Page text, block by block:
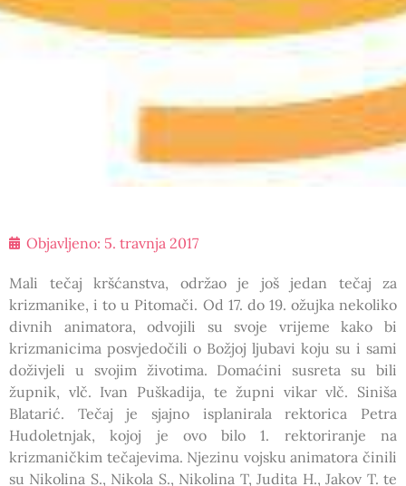
Objavljeno: 5. travnja 2017
Mali tečaj kršćanstva, održao je još jedan tečaj za
krizmanike, i to u Pitomači. Od 17. do 19. ožujka nekoliko
divnih animatora, odvojili su svoje vrijeme kako bi
krizmanicima posvjedočili o Božjoj ljubavi koju su i sami
doživjeli u svojim životima. Domaćini susreta su bili
župnik, vlč. Ivan Puškadija, te župni vikar vlč. Siniša
Blatarić. Tečaj je sjajno isplanirala rektorica Petra
Hudoletnjak, kojoj je ovo bilo 1. rektoriranje na
krizmaničkim tečajevima. Njezinu vojsku animatora činili
su Nikolina S., Nikola S., Nikolina T, Judita H., Jakov T. te